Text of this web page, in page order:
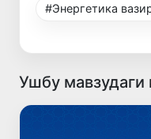
#Энергетика
Ушбу мавзудаги